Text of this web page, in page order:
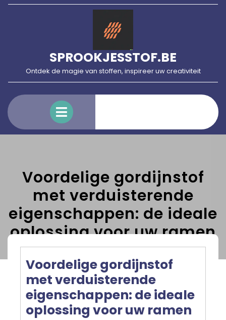
Skip
SPROOKJESSTOF.BE
Ontdek de magie van stoffen, inspireer uw creativiteit
Menu
Voordelige gordijnstof
met verduisterende
eigenschappen: de ideale
oplossing voor uw ramen
Voordelige gordijnstof
met verduisterende
eigenschappen: de ideale
oplossing voor uw ramen